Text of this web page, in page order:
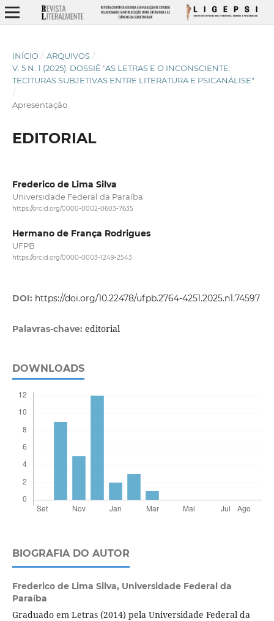
INÍCIO / ARQUIVOS /
V. 5 N. 1 (2025): DOSSIÊ "AS LETRAS E O INCONSCIENTE:
TECITURAS SUBJETIVAS ENTRE LITERATURA E PSICANÁLISE"
/
Apresentação
EDITORIAL
Frederico de Lima Silva
Universidade Federal da Paraíba
https://orcid.org/0000-0002-0603-7635
Hermano de França Rodrigues
UFPB
https://orcid.org/0000-0003-1249-2543
DOI: https://doi.org/10.22478/ufpb.2764-4251.2025.n1.74597
Palavras-chave: editorial
DOWNLOADS
BIOGRAFIA DO AUTOR
Frederico de Lima Silva, Universidade Federal da
Paraíba
Graduado em Letras (2014) pela Universidade Federal da